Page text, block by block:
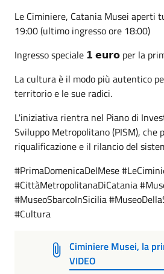
Le Ciminiere, Catania Musei aperti
19:00 (ultimo ingresso ore 18:00)
Ingresso speciale 𝟭 𝗲𝘂𝗿𝗼 per la
La cultura è il modo più autentico
territorio e le sue radici.
L'iniziativa rientra nel Piano di
Sviluppo Metropolitano (PISM), che
riqualificazione e il rilancio del
#PrimaDomenicaDelMese
#CittàMetropolitanaDiCatania
#MuseoSbarcoInSicilia
#Cultura
Ciminiere Musei, la
VIDEO